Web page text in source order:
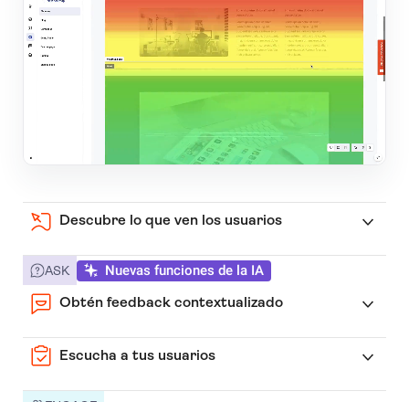
Descubre lo que ven los usuarios
ASK Nuevas funciones de la IA
Obtén feedback contextualizado
Escucha a tus usuarios